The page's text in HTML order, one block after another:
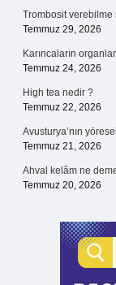
Trombosit verebilme
Temmuz 29, 2026
Karıncaların
Temmuz 24, 2026
High tea nedir ?
Temmuz 22, 2026
Avusturya’nın
Temmuz 21, 2026
Ahval kelâm ne
Temmuz 20, 2026